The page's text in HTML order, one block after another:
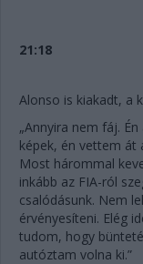
21:18
Alonso is kiakadt, a
„Annyira nem fáj.
képek, én vettem át
Most hárommal
inkább az FIA-ról
csalódásunk. Nem
érvényesíteni. Elég
tudom, hogy
autóztam volna ki.”